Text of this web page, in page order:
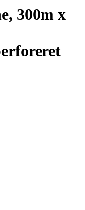
300m x